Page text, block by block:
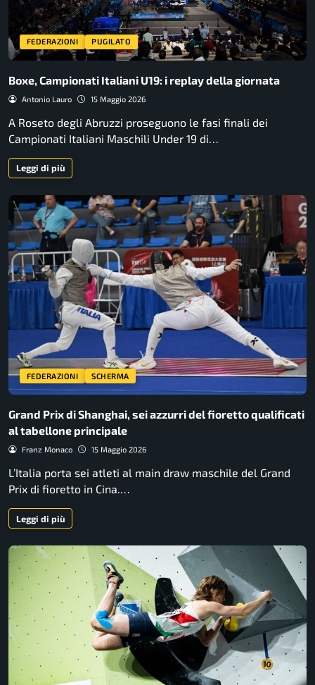
FEDERAZIONI PUGILATO
Boxe, Campionati Italiani U19: i replay della giornata
Antonio Lauro 15 Maggio 2026
A Roseto degli Abruzzi proseguono le fasi finali dei
Campionati Italiani Maschili Under 19 di…
Leggi di più
FEDERAZIONI SCHERMA
Grand Prix di Shanghai, sei azzurri del fioretto qualificati
al tabellone principale
Franz Monaco 15 Maggio 2026
L’Italia porta sei atleti al main draw maschile del Grand
Prix di fioretto in Cina.…
Leggi di più